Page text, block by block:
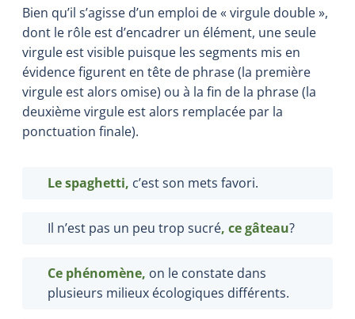
Bien qu’il s’agisse d’un emploi de « virgule double »,
dont le rôle est d’encadrer un élément, une seule
virgule est visible puisque les segments mis en
évidence figurent en tête de phrase (la première
virgule est alors omise) ou à la fin de la phrase (la
deuxième virgule est alors remplacée par la
ponctuation finale).
Le spaghetti, c’est son mets favori.
Il n’est pas un peu trop sucré, cegâteau?
Ce phénomène, on le constate dans
plusieurs milieux écologiques différents.